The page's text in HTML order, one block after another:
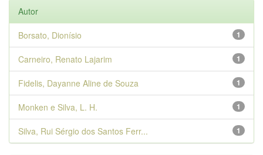
Autor
1
Borsato, Dionísio
1
Carneiro, Renato Lajarim
1
Fidelis, Dayanne Aline de Souza
1
Monken e Silva, L. H.
1
Silva, Rui Sérgio dos Santos Ferr...